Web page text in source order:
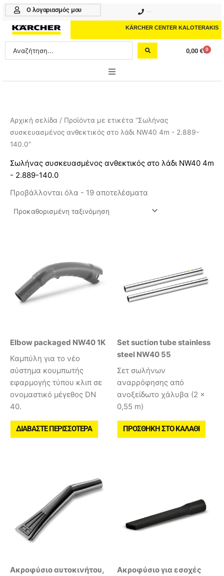
Μετάβαση
περιεχόμενο
Ο λογαριασμός μου
KÄRCHER CENTER KALOTERAKIS
Search
...
0,00 € 0
Cart
PROFESSIONAL
ΑΞΕΣΟΥΑΡ
ΚΑΘΑΡΙΣΤΙΚΑ
ΥΠΗΡΕΣΙΕΣ-ΝΕΑ-ΛΥΣΕΙΣ
Αρχική σελίδα / Προϊόντα με ετικέτα “Σωλήνας
συσκευασμένος ανθεκτικός στο λάδι NW40 4m - 2.889-
140.0”
Σωλήνας συσκευασμένος ανθεκτικός στο λάδι NW40 4m
- 2.889-140.0
Προβάλλονται όλα - 19 αποτελέσματα
Elbow packaged NW40 1K
Καμπύλη για το νέο
σύστημα κουμπωτής
εφαρμογής τύπου κλιπ σε
ονομαστικό μέγεθος DN
40.
ΔΙΑΒΆΣΤΕ ΠΕΡΙΣΣΌΤΕΡΑ
Set suction tube stainless
steel NW40 55
Σετ σωλήνων
αναρρόφησης από
ανοξείδωτο χάλυβα (2 ×
0,55 m)
ΠΡΟΣΘΉΚΗ ΣΤΟ ΚΑΛΆΘΙ
Ακροφύσιο αυτοκινήτου,
Ακροφύσιο για εσοχές